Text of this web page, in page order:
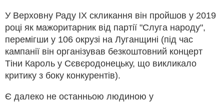
У Верховну Раду IX скликання він пройшов у 2019
році як мажоритарник від партії "Слуга народу",
перемігши у 106 окрузі на Луганщині (під час
кампанії він організував безкоштовний концерт
Тіни Кароль у Сєвєродонецьку, що викликало
критику з боку конкурентів).
Є далеко не останньою людиною у